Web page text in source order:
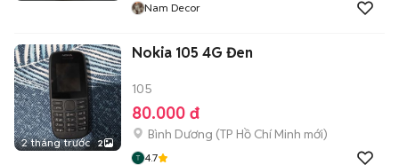
Nam Decor
2 tháng trước 2
Nokia 105 4G Đen
105
80.000 đ
Bình Dương (TP Hồ Chí Minh mới)
4.7